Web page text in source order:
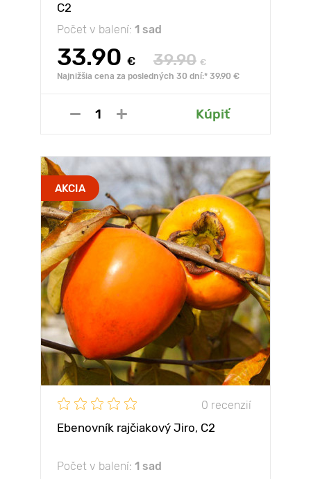
С2
Počet v balení: 1 sad
33.90 € 39.90 €
Najnižšia cena za posledných 30 dní:* 39.90 €
Kúpiť
AKCIA
0 recenzií
Ebenovník rajčiakový Jiro, С2
Počet v balení: 1 sad